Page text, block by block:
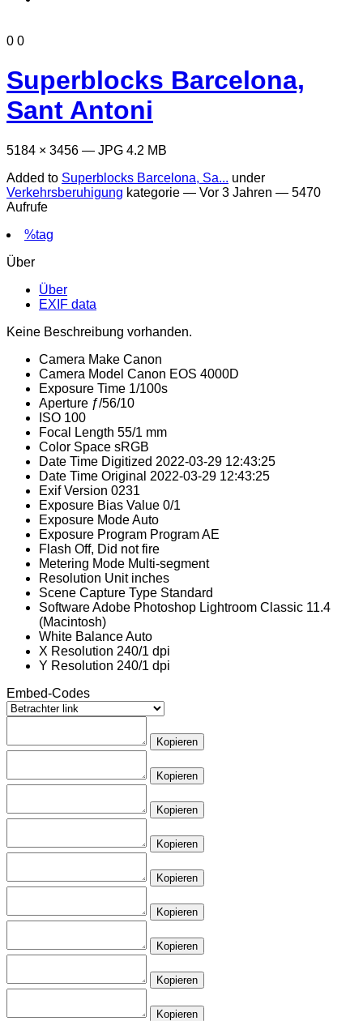
0 0
Superblocks Barcelona,
Sant Antoni
5184 × 3456 — JPG 4.2 MB
Added to Superblocks Barcelona, Sa... under
Verkehrsberuhigung kategorie — Vor 3 Jahren — 5470
Aufrufe
%tag
Über
Über
EXIF data
Keine Beschreibung vorhanden.
Camera Make Canon
Camera Model Canon EOS 4000D
Exposure Time 1/100s
Aperture ƒ/56/10
ISO 100
Focal Length 55/1 mm
Color Space sRGB
Date Time Digitized 2022-03-29 12:43:25
Date Time Original 2022-03-29 12:43:25
Exif Version 0231
Exposure Bias Value 0/1
Exposure ModeAuto
Exposure Program Program AE
Flash Off, Did not fire
Metering Mode Multi-segment
Resolution Unit inches
Scene Capture Type Standard
SoftwareAdobe Photoshop Lightroom Classic 11.4
(Macintosh)
White BalanceAuto
X Resolution 240/1 dpi
Y Resolution 240/1 dpi
Embed-Codes
Kopieren
Kopieren
Kopieren
Kopieren
Kopieren
Kopieren
Kopieren
Kopieren
Kopieren